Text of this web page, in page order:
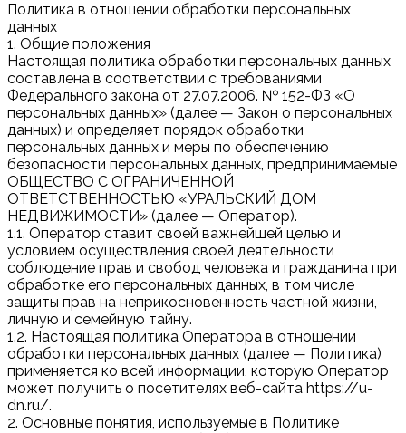
Политика в отношении обработки персональных
данных
1. Общие положения
Настоящая политика обработки персональных данных
составлена в соответствии с требованиями
Федерального закона от 27.07.2006. № 152-ФЗ «О
персональных данных» (далее — Закон о персональных
данных) и определяет порядок обработки
персональных данных и меры по обеспечению
безопасности персональных данных, предпринимаемые
ОБЩЕСТВО С ОГРАНИЧЕННОЙ
ОТВЕТСТВЕННОСТЬЮ «УРАЛЬСКИЙ ДОМ
НЕДВИЖИМОСТИ» (далее — Оператор).
1.1. Оператор ставит своей важнейшей целью и
условием осуществления своей деятельности
соблюдение прав и свобод человека и гражданина при
обработке его персональных данных, в том числе
защиты прав на неприкосновенность частной жизни,
личную и семейную тайну.
1.2. Настоящая политика Оператора в отношении
обработки персональных данных (далее — Политика)
применяется ко всей информации, которую Оператор
может получить о посетителях веб-сайта https://u-
dn.ru/.
2. Основные понятия, используемые в Политике